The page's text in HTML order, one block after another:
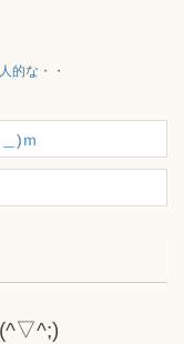
的な・・
)ｍ
(^▽^;)